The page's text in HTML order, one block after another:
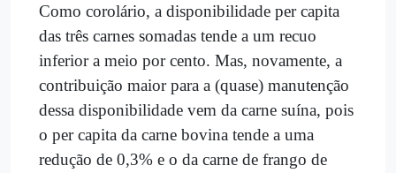
Como corolário, a disponibilidade per capita
das três carnes somadas tende a um recuo
inferior a meio por cento. Mas, novamente, a
contribuição maior para a (quase) manutenção
dessa disponibilidade vem da carne suína, pois
o per capita da carne bovina tende a uma
redução de 0,3% e o da carne de frango de